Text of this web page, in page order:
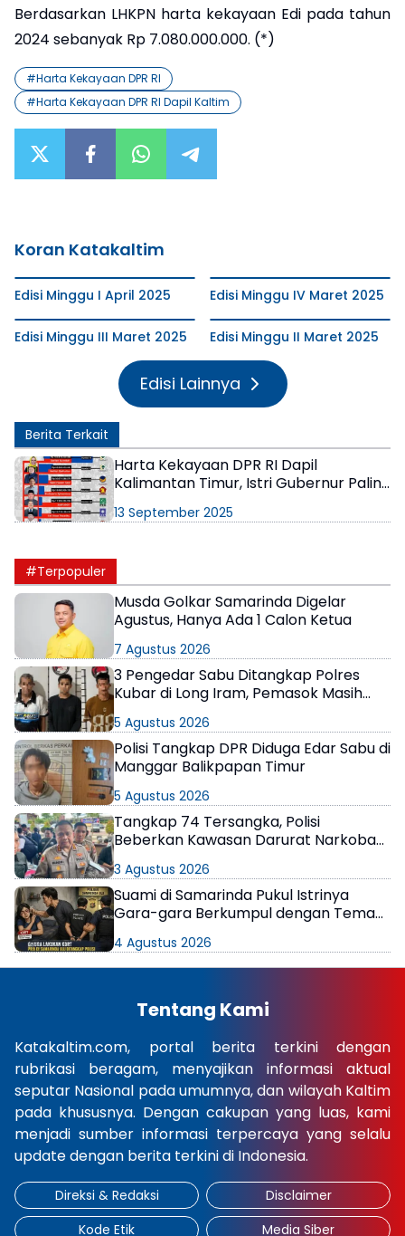
Berdasarkan LHKPN harta kekayaan Edi pada tahun
2024 sebanyak Rp 7.080.000.000. (*)
#Harta Kekayaan DPR RI
#Harta Kekayaan DPR RI Dapil Kaltim
Koran Katakaltim
Edisi Minggu I April 2025 Edisi Minggu IV Maret 2025
Edisi Minggu III Maret 2025 Edisi Minggu II Maret 2025
Edisi Lainnya
Berita Terkait
Harta Kekayaan DPR RI Dapil
Kalimantan Timur, Istri Gubernur Paling
13 September 2025
#Terpopuler
Musda Golkar Samarinda Digelar
Agustus, Hanya Ada 1 Calon Ketua
7 Agustus 2026
3 Pengedar Sabu Ditangkap Polres
Kubar di Long Iram, Pemasok Masih
5 Agustus 2026
Polisi Tangkap DPR Diduga Edar Sabu di
Manggar Balikpapan Timur
5 Agustus 2026
Tangkap 74 Tersangka, Polisi
Beberkan Kawasan Darurat Narkoba
3 Agustus 2026
Suami di Samarinda Pukul Istrinya
Gara-gara Berkumpul dengan Teman
4 Agustus 2026
Tentang Kami
Katakaltim.com, portal berita terkini dengan
rubrikasi beragam, menyajikan informasi aktual
seputar Nasional pada umumnya, dan wilayah Kaltim
pada khususnya. Dengan cakupan yang luas, kami
menjadi sumber informasi terpercaya yang selalu
update dengan berita terkini di Indonesia.
Direksi & Redaksi
Disclaimer
Kode Etik
Media Siber